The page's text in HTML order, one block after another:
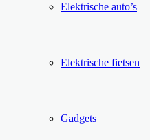
Elektrische auto’s
Elektrische fietsen
Gadgets